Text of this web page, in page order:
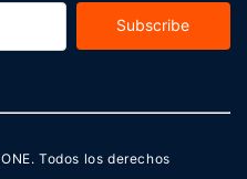
Subscribe
. Todos los derechos